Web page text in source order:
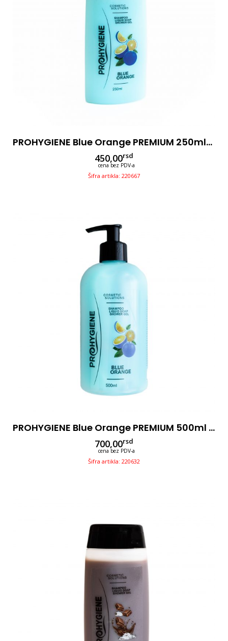
PROHYGIENE Blue Orange PREMIUM 250ml-3u1
450,00rsd
cena bez PDV-a
Šifra artikla: 220667
PROHYGIENE Blue Orange PREMIUM 500ml Sa Pumpicom-3u1
700,00rsd
cena bez PDV-a
Šifra artikla: 220632